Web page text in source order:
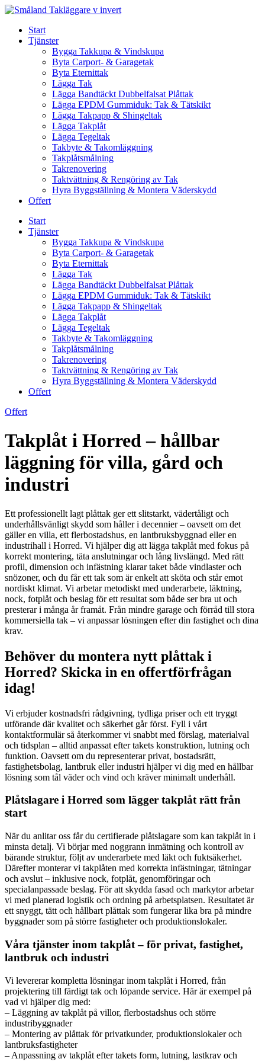
Skip
contentStart
Tjänster
Bygga Takkupa & Vindskupa
Byta Carport- & Garagetak
Byta Eternittak
Lägga Tak
Lägga Bandtäckt Dubbelfalsat Plåttak
Lägga EPDM Gummiduk: Tak & Tätskikt
Lägga Takpapp & Shingeltak
Lägga Takplåt
Lägga Tegeltak
Takbyte & Takomläggning
Takplåtsmålning
Takrenovering
Taktvättning & Rengöring av Tak
Hyra Byggställning & Montera Väderskydd
Offert
Start
Tjänster
Bygga Takkupa & Vindskupa
Byta Carport- & Garagetak
Byta Eternittak
Lägga Tak
Lägga Bandtäckt Dubbelfalsat Plåttak
Lägga EPDM Gummiduk: Tak & Tätskikt
Lägga Takpapp & Shingeltak
Lägga Takplåt
Lägga Tegeltak
Takbyte & Takomläggning
Takplåtsmålning
Takrenovering
Taktvättning & Rengöring av Tak
Hyra Byggställning & Montera Väderskydd
Offert
Offert
Takplåt i Horred – hållbar
läggning för villa, gård och
industri
Ett professionellt lagt plåttak ger ett slitstarkt, vädertåligt och
underhållsvänligt skydd som håller i decennier – oavsett om det
gäller en villa, ett flerbostadshus, en lantbruksbyggnad eller en
industrihall i Horred. Vi hjälper dig att lägga takplåt med fokus på
korrekt montering, täta anslutningar och lång livslängd. Med rätt
profil, dimension och infästning klarar taket både vindlaster och
snözoner, och du får ett tak som är enkelt att sköta och står emot
nordiskt klimat. Vi arbetar metodiskt med underarbete, läktning,
nock, fotplåt och beslag för ett resultat som både ser bra ut och
presterar i många år framåt. Från mindre garage och förråd till stora
kommersiella tak – vi anpassar lösningen efter din fastighet och dina
krav.
Behöver du montera nytt plåttak i
Horred? Skicka in en offertförfrågan
idag!
Vi erbjuder kostnadsfri rådgivning, tydliga priser och ett tryggt
utförande där kvalitet och säkerhet går först. Fyll i vårt
kontaktformulär så återkommer vi snabbt med förslag, materialval
och tidsplan – alltid anpassat efter takets konstruktion, lutning och
funktion. Oavsett om du representerar privat, bostadsrätt,
fastighetsbolag, lantbruk eller industri hjälper vi dig med en hållbar
lösning som tål väder och vind och kräver minimalt underhåll.
Plåtslagare i Horred som lägger takplåt rätt från
start
När du anlitar oss får du certifierade plåtslagare som kan takplåt in i
minsta detalj. Vi börjar med noggrann inmätning och kontroll av
bärande struktur, följt av underarbete med läkt och fuktsäkerhet.
Därefter monterar vi takplåten med korrekta infästningar, tätningar
och avslut – inklusive nock, fotplåt, genomföringar och
specialanpassade beslag. För att skydda fasad och markytor arbetar
vi med planerad logistik och ordning på arbetsplatsen. Resultatet är
ett snyggt, tätt och hållbart plåttak som fungerar lika bra på mindre
byggnader som på större fastigheter och produktionslokaler.
Våra tjänster inom takplåt – för privat, fastighet,
lantbruk och industri
Vi levererar kompletta lösningar inom takplåt i Horred, från
projektering till färdigt tak och löpande service. Här är exempel på
vad vi hjälper dig med:
– Läggning av takplåt på villor, flerbostadshus och större
industribyggnader
– Montering av plåttak för privatkunder, produktionslokaler och
lantbruksfastigheter
– Anpassning av takplåt efter takets form, lutning, lastkrav och